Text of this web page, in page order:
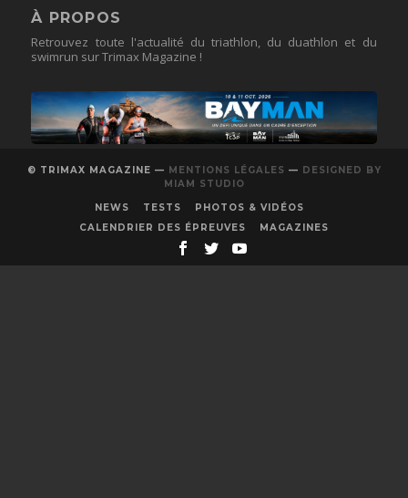
À PROPOS
Retrouvez toute l'actualité du triathlon, du duathlon et du
swimrun sur Trimax Magazine !
© TRIMAX MAGAZINE — MENTIONS LÉGALES — DESIGNED BY
MIAM STUDIO
NEWS
TESTS
PHOTOS & VIDÉOS
CALENDRIER DES ÉPREUVES
MAGAZINES